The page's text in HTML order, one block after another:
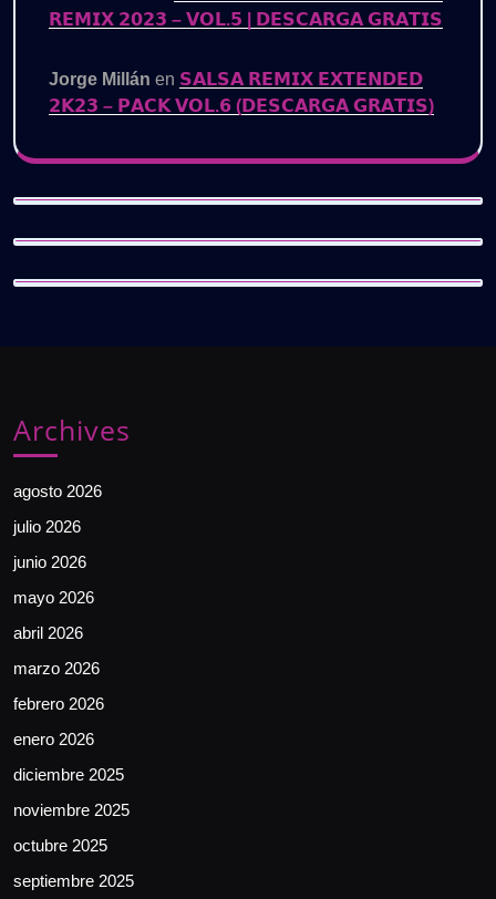
𝗥𝗘𝗠𝗜𝗫 𝟮𝟬𝟮𝟯 – 𝗩𝗢𝗟.𝟱 | 𝗗𝗘𝗦𝗖𝗔𝗥𝗚𝗔 𝗚𝗥𝗔𝗧𝗜𝗦
Jorge Millán en 𝗦𝗔𝗟𝗦𝗔 𝗥𝗘𝗠𝗜𝗫 𝗘𝗫𝗧𝗘𝗡𝗗𝗘𝗗
𝟮𝗞𝟮𝟯 – 𝗣𝗔𝗖𝗞 𝗩𝗢𝗟.𝟲 (𝗗𝗘𝗦𝗖𝗔𝗥𝗚𝗔 𝗚𝗥𝗔𝗧𝗜𝗦)
Archives
agosto 2026
julio 2026
junio 2026
mayo 2026
abril 2026
marzo 2026
febrero 2026
enero 2026
diciembre 2025
noviembre 2025
octubre 2025
septiembre 2025